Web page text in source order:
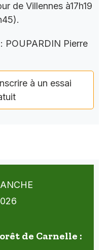
de Villennes à17h19
: POUPARDIN Pierre
à un essai
de Carnelle :